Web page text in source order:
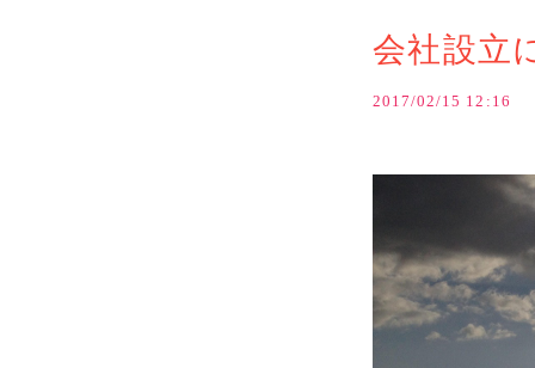
会社設立
2017/02/15 12:16